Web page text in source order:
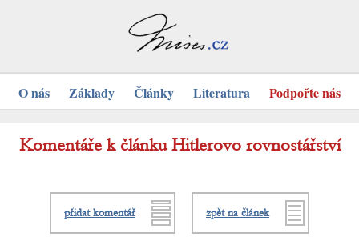
O nás Základy Články Literatura Podpořte nás
Komentáře k článku Hitlerovo rovnostářství
přidat komentář zpět na článek